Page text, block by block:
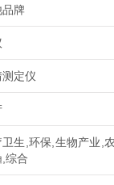
牌
定仪
卫生,环保,生物产业,
综合